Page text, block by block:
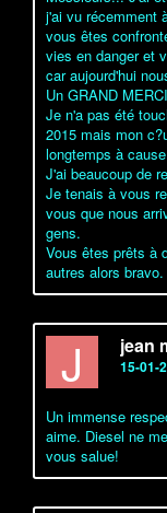
j'ai vu récemment
vous êtes
vies en danger et
car aujourd'hui
Un GRAND
Je n'a pas été
2015 mais mon
longtemps à
J'ai beaucoup de
Je tenais à vous
vous que nous
gens.
Vous êtes prêts à
autres alors
J jean
15-01-
Un immense
aime. Diesel ne
vous salue!